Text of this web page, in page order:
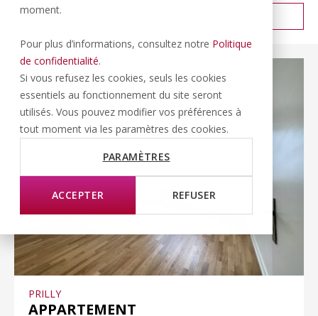
moment.
Pour plus d’informations, consultez notre Politique
de confidentialité.
Si vous refusez les cookies, seuls les cookies
essentiels au fonctionnement du site seront
utilisés. Vous pouvez modifier vos préférences à
tout moment via les paramètres des cookies.
PARAMÈTRES
ACCEPTER REFUSER
PRILLY
APPARTEMENT